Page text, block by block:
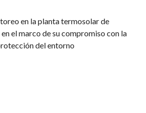
en la planta termosolar de
el marco de su compromiso con la
del entorno